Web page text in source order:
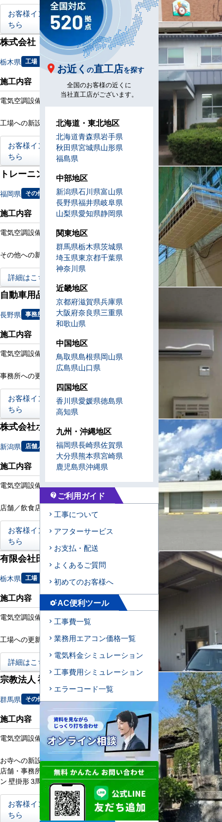
お客様インタビューはこ
ちら
株式会社 那須夢工房様
栃木県 工場
施工内容
電気空調設備新設工事
工場への新設工事
お客様インタビューはこ
ちら
トレーニング施設様
福岡県 その他
施工内容
電気空調設備新設工事
その他への新設工事
詳細はこちら
自動車用品店様
長野県 事務所
施工内容
電気空調設備更新工事
事務所への更新工事
お客様インタビューはこ
ちら
株式会社ホンダウォーク様
新潟県 店舗／飲食店
施工内容
電気空調設備新設工事
店舗／飲食店への新設工事
お客様インタビューはこ
ちら
有限会社田代精密様
栃木県 工場
施工内容
電気空調設備更新工事
工場への更新工事
詳細はこちら
宗教法人 福寿院様
群馬県 その他
施工内容
電気空調設備新設工事
お寺への新設工事
店舗・事務所用パッケージエアコ
ン 壁掛形 3馬力 シングル × 3台
お客様インタビューはこ
ちら
お近く の直工店を探す
全国のお客様の近くに
当社直工店がございます。
北海道・東北地区
北海道青森県岩手県
秋田県宮城県山形県
福島県
中部地区
新潟県石川県富山県
長野県福井県岐阜県
山梨県愛知県静岡県
関東地区
群馬県栃木県茨城県
埼玉県東京都千葉県
神奈川県
近畿地区
京都府滋賀県兵庫県
大阪府奈良県三重県
和歌山県
中国地区
鳥取県島根県岡山県
広島県山口県
四国地区
香川県愛媛県徳島県
高知県
九州・沖縄地区
福岡県長崎県佐賀県
大分県熊本県宮崎県
鹿児島県沖縄県
contact_support ご利用ガイド
工事について
アフターサービス
お支払・配送
よくあるご質問
初めてのお客様へ
settings_suggestAC便利ツール
工事費一覧
業務用エアコン価格一覧
電気料金シミュレーション
工事費用シミュレーション
エラーコード一覧